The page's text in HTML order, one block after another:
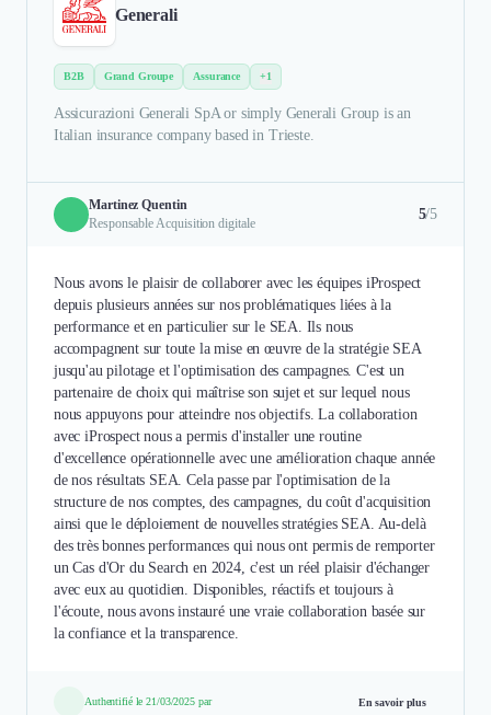
Generali
B2B Grand Groupe Assurance +1
Assicurazioni Generali SpA or simply Generali Group is an
Italian insurance company based in Trieste.
Martinez Quentin
Responsable Acquisition digitale
5/5
Nous avons le plaisir de collaborer avec les équipes iProspect
depuis plusieurs années sur nos problématiques liées à la
performance et en particulier sur le SEA. Ils nous
accompagnent sur toute la mise en œuvre de la stratégie SEA
jusqu'au pilotage et l'optimisation des campagnes. C'est un
partenaire de choix qui maîtrise son sujet et sur lequel nous
nous appuyons pour atteindre nos objectifs. La collaboration
avec iProspect nous a permis d'installer une routine
d'excellence opérationnelle avec une amélioration chaque année
de nos résultats SEA. Cela passe par l'optimisation de la
structure de nos comptes, des campagnes, du coût d'acquisition
ainsi que le déploiement de nouvelles stratégies SEA. Au-delà
des très bonnes performances qui nous ont permis de remporter
un Cas d'Or du Search en 2024, c'est un réel plaisir d'échanger
avec eux au quotidien. Disponibles, réactifs et toujours à
l'écoute, nous avons instauré une vraie collaboration basée sur
la confiance et la transparence.
Authentifié le 21/03/2025 par En savoir plus